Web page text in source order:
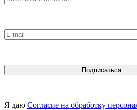
Я даю Согласие на обработку